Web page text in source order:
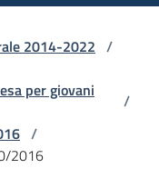
2014-2022 /
per giovani
/
/
2016